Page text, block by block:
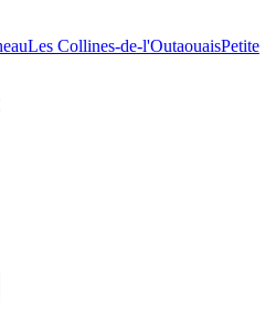
Les Collines-de-l'OutaouaisPetite